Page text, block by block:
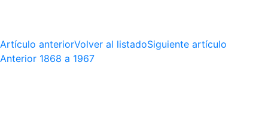
Artículo anteriorVolver al listadoSiguiente artículo
Anterior 1868 a 1967